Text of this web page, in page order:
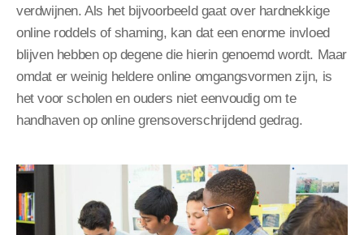
verdwijnen. Als het bijvoorbeeld gaat over hardnekkige
online roddels of shaming, kan dat een enorme invloed
blijven hebben op degene die hierin genoemd wordt. Maar
omdat er weinig heldere online omgangsvormen zijn, is
het voor scholen en ouders niet eenvoudig om te
handhaven op online grensoverschrijdend gedrag.